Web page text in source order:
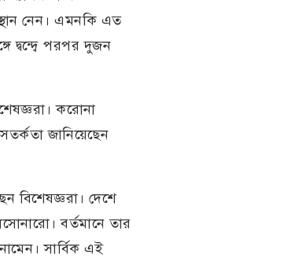
নেন। এমনকি এত
দ্বন্দ্বে পরপর দুজন
করোনা
জানিয়েছেন
বিশেষজ্ঞরা। দেশে
বর্তমানে তার
সার্বিক এই